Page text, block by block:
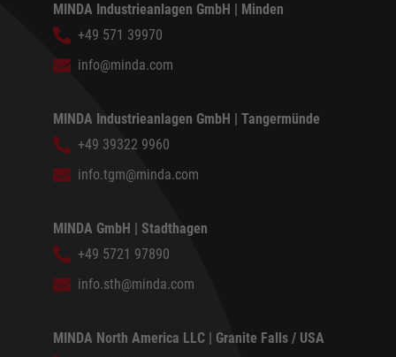
MINDA Industrieanlagen GmbH | Minden
+49 571 39970
info@minda.com
MINDA Industrieanlagen GmbH | Tangermünde
+49 39322 9960
info.tgm@minda.com
MINDA GmbH | Stadthagen
+49 5721 97890
info.sth@minda.com
MINDA North America LLC | Granite Falls / USA